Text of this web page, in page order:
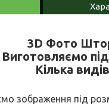
3D Фото
Виготовляємо
Кілька
зображення під